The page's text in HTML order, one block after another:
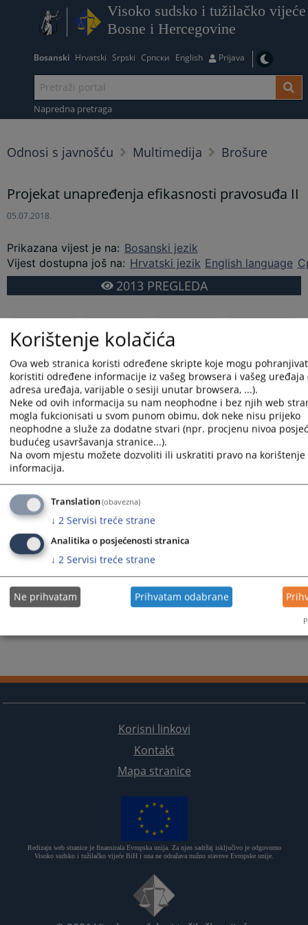
Visoko sudsko i tužilačko vijeće
Bosne i Hercegovine
Bosanski Hrvatski Srpski Српски English Prijava
Napredna pretraga
Odnosi s javnošću Multimedija Brošure
Projekat unapređenja efikasnosti pravosuđa II
05.07.2018.
Prikazana vijest je na: Bosanski jezik
Vijest dostupna još na: Hrvatski jezik English language
2013 PREGLEDA
Korisni linkovi
Kontakt
Mapa stranice
Redizajn web stranice je finansirala Evropska unija. Za njen sadržaj isključivo je odgovorno
Visoko sudsko i tužilačko vijeće BiH i ona ne odražava nužno stavove Evropske unije.
Korištenje kolačića
Ova web stranica koristi određene skripte koje mogu
koristiti određene informacije iz vašeg browsera i vašeg uređaja
adresa uređaja, varijable o sesiji unutar browsera, ...).
Neke od ovih informacija su nam neophodne i bez njih web
mogla fukcionisati u svom punom obimu, dok neke nisu prijeko
neophodne a služe za dodatne stvari (npr. procjenu nivoa
budućeg usavršavanja stranice...).
Na ovom mjestu možete dozvoliti ili uskratiti pravo na
informacija.
Translation(obavezna)
↓ 2 Servisi treće strane
Analitika o posjećenosti stranica
↓ 2 Servisi treće strane
Ne prihvatam Prihvatam odabrane